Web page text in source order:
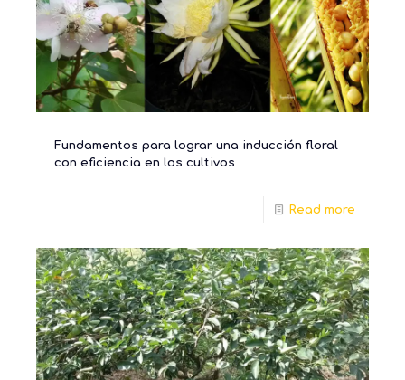
Fundamentos para lograr una inducción floral
con eficiencia en los cultivos
Read more